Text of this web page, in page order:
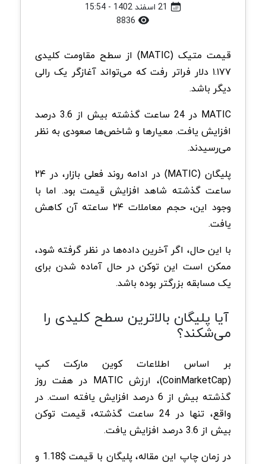
قیمت متیک (MATIC) از سطح مقاومت کلیدی
۱.۱۷۷ دلار فراتر رفت که می‌تواند آغازگر یک رالی
دیگر باشد.
MATIC در 24 ساعت گذشته بیش از 3.6 درصد
افزایش یافت. معیارها و شاخص‌ها صعودی به نظر
می‌رسیدند.
پلیگان (MATIC) در ادامه روند فعلی بازار، در ۲۴
ساعت گذشته شاهد افزایش قیمت بود. اما با
وجود این، حجم معاملات ۲۴ ساعته آن کاهش
یافت.
با این حال، اگر آخرین داده‌ها در نظر گرفته شود،
ممکن است این توکن در حال آماده شدن برای
یک مسابقه بزرگتر بوده باشد.
آیا پلیگان بالاترین سطح کلیدی را
می‌شکند؟
بر اساس اطلاعات کوین مارکت کپ
(CoinMarketCap)، ارزش MATIC در هفت روز
گذشته بیش از 6 درصد افزایش یافته است. در
واقع، تنها در 24 ساعت گذشته، قیمت توکن
بیش از 3.6 درصد افزایش یافت.
در زمان چاپ این مقاله، پلیگان با قیمت $1.18 و